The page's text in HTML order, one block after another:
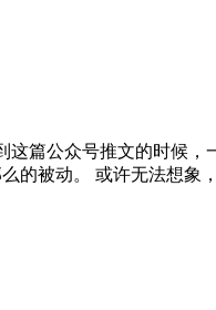
篇公众号推文的时候
的被动。 或许无法想象